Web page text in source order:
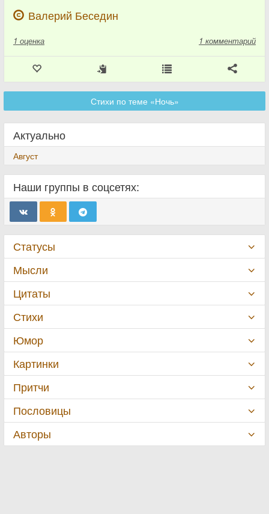
Валерий Беседин
1 оценка 1 комментарий
Стихи по теме «Ночь»
Актуально
Август
Наши группы в соцсетях:
Статусы
Мысли
Цитаты
Стихи
Юмор
Картинки
Притчи
Пословицы
Авторы